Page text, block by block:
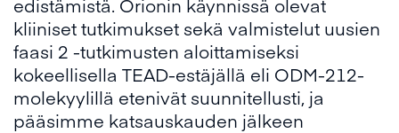
kliiniset tutkimukset sekä valmistelut uusien
faasi 2 -tutkimusten aloittamiseksi
kokeellisella TEAD-estäjällä eli ODM-212-
molekyylillä etenivät suunnitellusti, ja
pääsimme katsauskauden jälkeen